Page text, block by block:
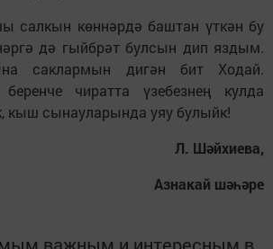
салкын көннәрдә баштан үткән бу
дә гыйбрәт булсын дип яздым.
саклармын дигән бит Ходай.
чиратта үзебезнең кулда
кыш сынауларында уяу булыйк!
Л. Шәйхиева,
Азнакай шәһәре